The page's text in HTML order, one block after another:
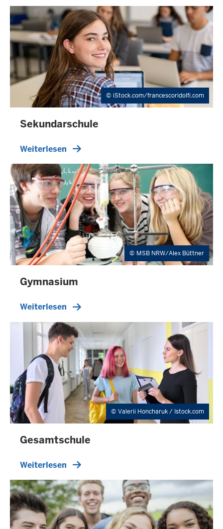
iStock.com/francescoridolfi.com
Sekundarschule
Weiterlesen
MSB NRW/Alex Büttner
Gymnasium
Weiterlesen
Valerii Honcharuk / Istock.com
Gesamtschule
Weiterlesen